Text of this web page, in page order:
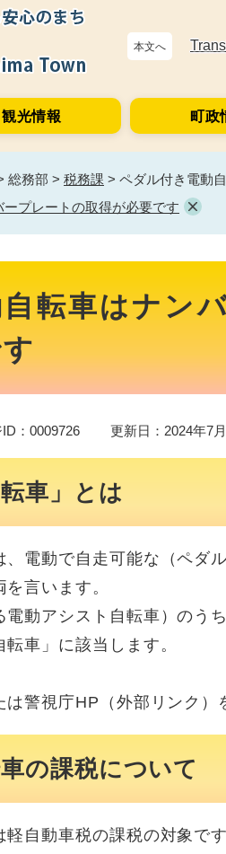
本文へ
観光情報 町政
総務部 > 税務課 > ペダル付き電動
プレートの取得が必要です
転車はナン
：0009726 更新日：2024年7
車」とは
電動で自走可能な（ペダ
言います。
動アシスト自転車）のう
車」に該当します。
警視庁HP（外部リンク）
の課税について
動車税の課税の対象です